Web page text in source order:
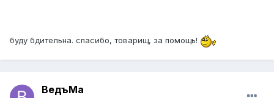
буду бдительна. спасибо, товарищ, за помощь!
ВедъМа